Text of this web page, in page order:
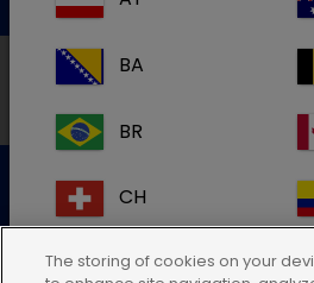
Cookie-Richtlinie
Impressum
BA
BR
CH
CR
The storing of cookies on your